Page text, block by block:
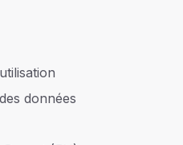
données